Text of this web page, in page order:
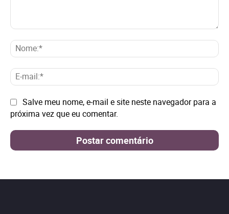
E-
Site: Salve meu nome, e-mail e site neste navegador para a
próxima vez que eu comentar.